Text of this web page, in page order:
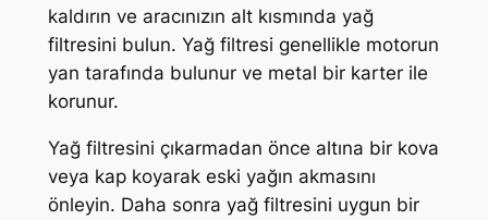
kaldırın ve aracınızın alt kısmında yağ
filtresini bulun. Yağ filtresi genellikle motorun
yan tarafında bulunur ve metal bir karter ile
korunur.
Yağ filtresini çıkarmadan önce altına bir kova
veya kap koyarak eski yağın akmasını
önleyin. Daha sonra yağ filtresini uygun bir